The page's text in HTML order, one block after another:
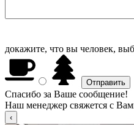
докажите, что вы человек,
Спасибо за Ваше сообщение!
Наш менеджер свяжется с